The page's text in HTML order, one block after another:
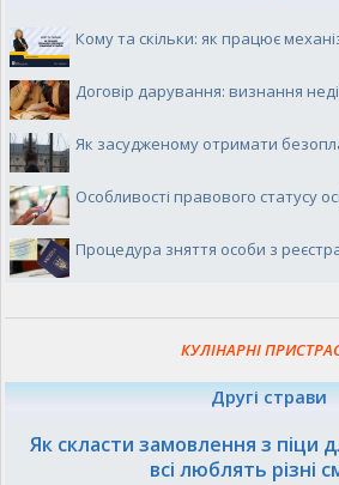
Кому та скільки: як працює
Договір дарування: визнання
Як засудженому отримати
Особливості правового статусу
Процедура зняття особи з
КУЛІНАРНІ
Другі страви
Як скласти замовлення з піци
всі люблять різні